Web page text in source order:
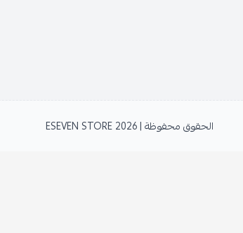
الحقوق محفوظة | 2026 ESEVEN STORE